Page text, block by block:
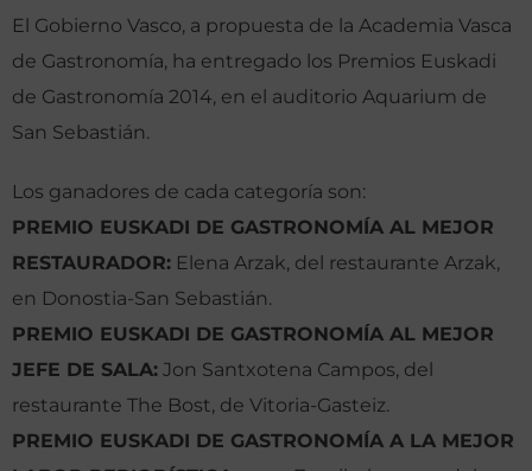
El Gobierno Vasco, a propuesta de la Academia Vasca
de Gastronomía, ha entregado los Premios Euskadi
de Gastronomía 2014, en el auditorio Aquarium de
San Sebastián.
Los ganadores de cada categoría son:
PREMIO EUSKADI DE GASTRONOMÍA AL MEJOR
RESTAURADOR: Elena Arzak, del restaurante Arzak,
en Donostia-San Sebastián.
PREMIO EUSKADI DE GASTRONOMÍA AL MEJOR
JEFE DE SALA: Jon Santxotena Campos, del
restaurante The Bost, de Vitoria-Gasteiz.
PREMIO EUSKADI DE GASTRONOMÍA A LA MEJOR